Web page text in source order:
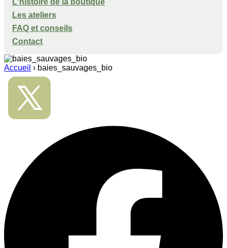
L'histoire de la boutique
Les ateliers
FAQ et conseils
Contact
Accueil › baies_sauvages_bio